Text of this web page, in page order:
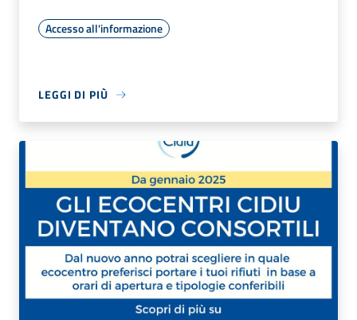
Accesso all'informazione
LEGGI DI PIÙ